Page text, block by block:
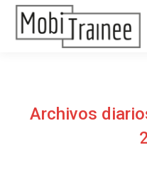
Archivos